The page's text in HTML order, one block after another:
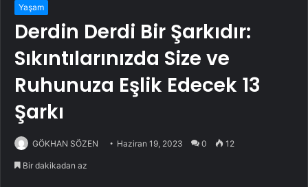
Yaşam
Derdin Derdi Bir Şarkıdır:
Sıkıntılarınızda Size ve
Ruhunuza Eşlik Edecek 13
Şarkı
GÖKHAN SÖZEN Haziran 19, 2023 0 12
Bir dakikadan az